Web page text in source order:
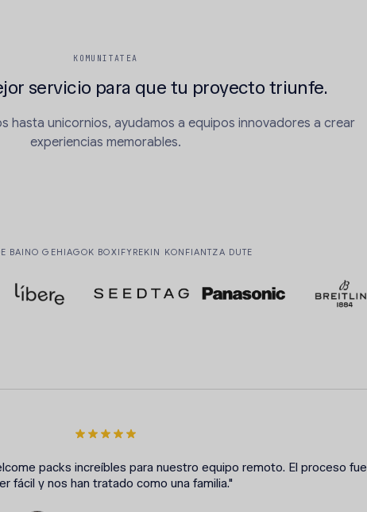
KOMUNITATEA
servicio para que tu proyecto triunfe.
hasta unicornios, ayudamos a equipos innovadores a crear
experiencias memorables.
BAINO GEHIAGOK BOXIFYREKIN KONFIANTZA DUTE
packs increíbles para nuestro equipo remoto. El proceso fue
fácil y nos han tratado como una familia."